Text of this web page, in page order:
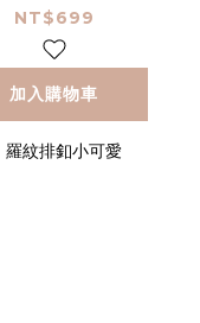
NT$699
加入購物車